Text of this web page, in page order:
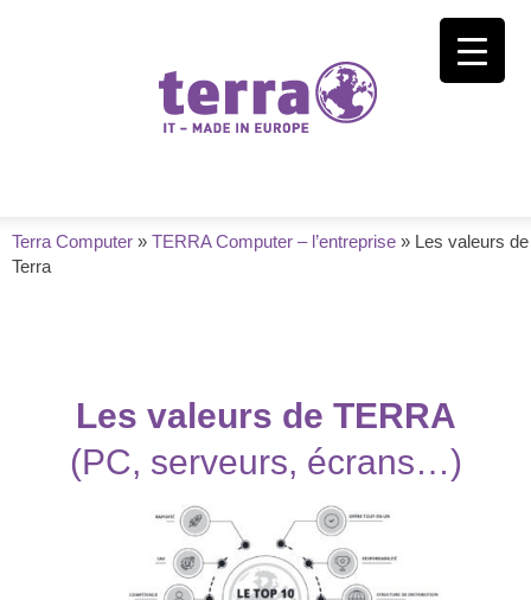
Terra Computer » TERRA Computer – l’entreprise » Les valeurs de
Terra
Les valeurs de TERRA
(PC, serveurs, écrans…)